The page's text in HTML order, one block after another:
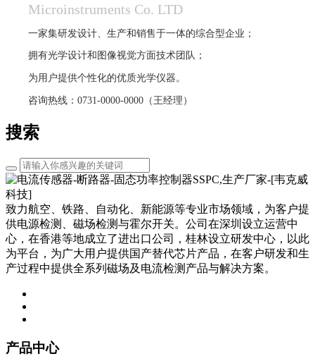
Microinstruments Co. LTD
一家集研发设计、生产和销售于一体的综合型企业；
拥有光学设计和图像视觉方面技术团队；
为用户提供个性化的优质光学仪器。
咨询热线：0731-0000-0000（王经理）
搜索
致力航空、铁路、自动化、新能源等专业市场领域，为客户提
供电源检测、磁场检测与霍尔开关。公司在深圳设立运营中
心，在香港等地成立了进出口公司，桂林设立研发中心，以此
为平台，为广大用户提供国产替代芯片产品，在客户研发和生
产过程中提供全系列磁场及电流检测产品与解决方案。
产品中心